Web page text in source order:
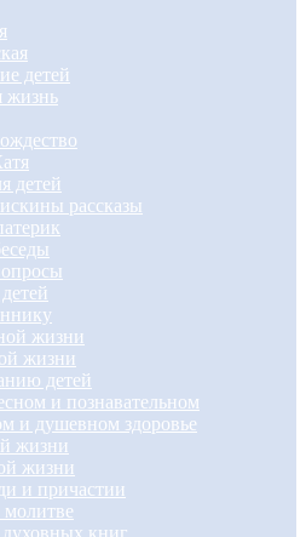
детей
жизнь
детей
рассказы
жизни
жизни
детей
и познавательном
и душевном здоровье
жизни
жизни
и причастии